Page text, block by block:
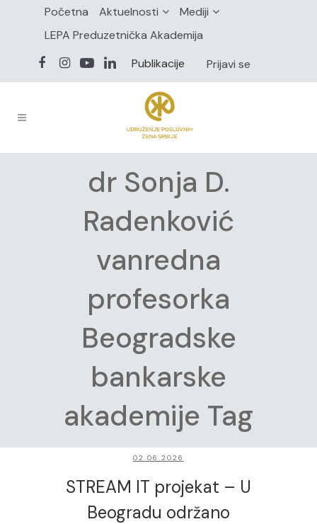
Početna Aktuelnosti
Mediji
LEPA Preduzetnička Akademija
Publikacije
Prijavi se
dr Sonja D.
Radenković
vanredna
profesorka
Beogradske
bankarske
akademije Tag
02.06.2026
STREAM IT projekat – U
Beogradu održano